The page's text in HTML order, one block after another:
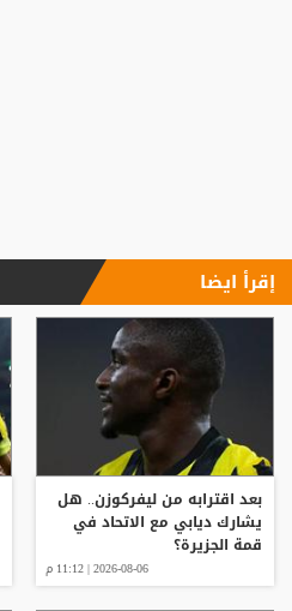
إقرأ ايضا
بعد اقترابه من ليفركوزن.. هل
يشارك ديابي مع الاتحاد في
قمة الجزيرة؟
2026-08-06 | 11:12 م